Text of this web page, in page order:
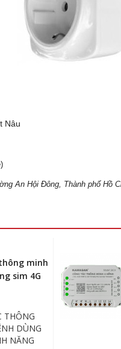
Nâu
An Hội Đông, Thành phố Hồ
minh
sim 4G
THÔNG
DÙNG
NĂNG